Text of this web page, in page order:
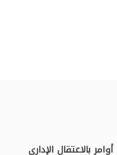
أوامر بالاعتقال الإداري